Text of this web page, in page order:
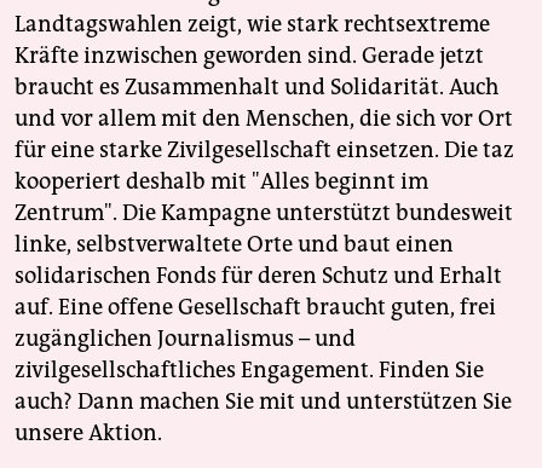
Landtagswahlen zeigt, wie stark rechtsextreme
Kräfte inzwischen geworden sind. Gerade jetzt
braucht es Zusammenhalt und Solidarität. Auch
und vor allem mit den Menschen, die sich vor Ort
für eine starke Zivilgesellschaft einsetzen. Die taz
kooperiert deshalb mit "Alles beginnt im
Zentrum". Die Kampagne unterstützt bundesweit
linke, selbstverwaltete Orte und baut einen
solidarischen Fonds für deren Schutz und Erhalt
auf. Eine offene Gesellschaft braucht guten, frei
zugänglichen Journalismus – und
zivilgesellschaftliches Engagement. Finden Sie
auch? Dann machen Sie mit und unterstützen Sie
unsere Aktion.